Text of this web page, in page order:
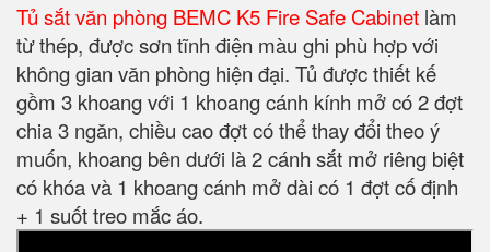
Tủ sắt văn phòng BEMC K5 Fire Safe Cabinet làm
từ thép, được sơn tĩnh điện màu ghi phù hợp với
không gian văn phòng hiện đại. Tủ được thiết kế
gồm 3 khoang với 1 khoang cánh kính mở có 2 đợt
chia 3 ngăn, chiều cao đợt có thể thay đổi theo ý
muốn, khoang bên dưới là 2 cánh sắt mở riêng biệt
có khóa và 1 khoang cánh mở dài có 1 đợt cố định
+ 1 suốt treo mắc áo.